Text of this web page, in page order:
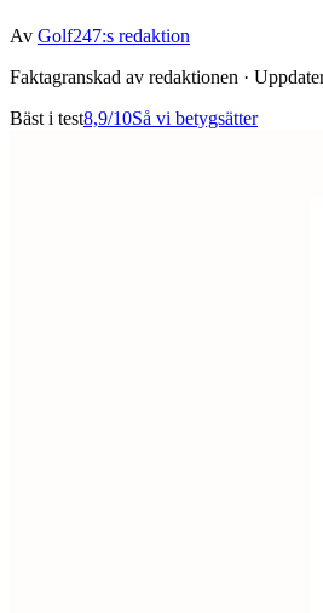
Av Golf247:s redaktion
Faktagranskad av redaktionen ·
Bäst i test8,9/10Så vi betygsätter